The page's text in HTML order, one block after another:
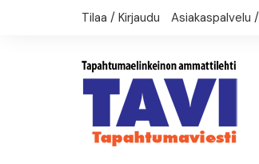
Tilaa / Kirjaudu Asiakaspalvelu